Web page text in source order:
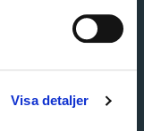
Visa detaljer